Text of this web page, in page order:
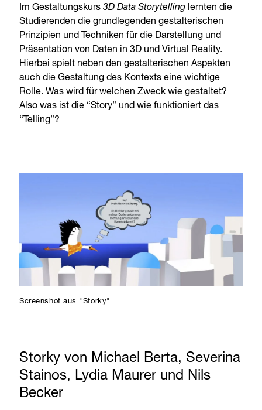
Im Gestaltungskurs3D Data Storytelling lernten die
Studierenden die grundlegenden gestalterischen
Prinzipien und Techniken für die Darstellung und
Präsentation von Daten in 3D und Virtual Reality.
Hierbei spielt neben den gestalterischen Aspekten
auch die Gestaltung des Kontexts eine wichtige
Rolle. Was wird für welchen Zweck wie gestaltet?
Also was ist die “Story” und wie funktioniert das
“Telling”?
Screenshot aus "Storky"
Storky von Michael Berta, Severina
Stainos, Lydia Maurer und Nils
Becker